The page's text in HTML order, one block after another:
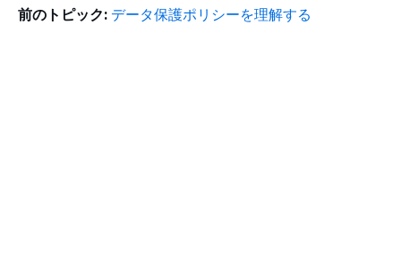
前のトピック: データ保護ポリシーを理解する